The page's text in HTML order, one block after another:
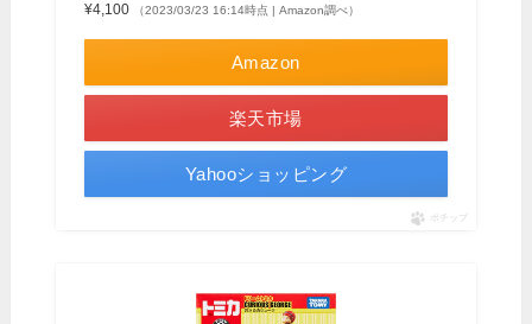
¥4,100
（2023/03/23 16:14時点 | Amazon調べ）
Amazon
楽天市場
Yahooショッピング
ポチップ